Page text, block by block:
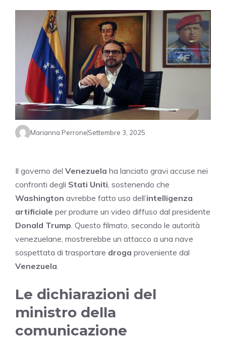
Marianna PerroneSettembre 3, 2025
Il governo del Venezuela ha lanciato gravi accuse nei
confronti degli Stati Uniti, sostenendo che
Washington avrebbe fatto uso dell’intelligenza
artificiale per produrre un video diffuso dal presidente
Donald Trump. Questo filmato, secondo le autorità
venezuelane, mostrerebbe un attacco a una nave
sospettata di trasportare droga proveniente dal
Venezuela.
Le dichiarazioni del
ministro della
comunicazione